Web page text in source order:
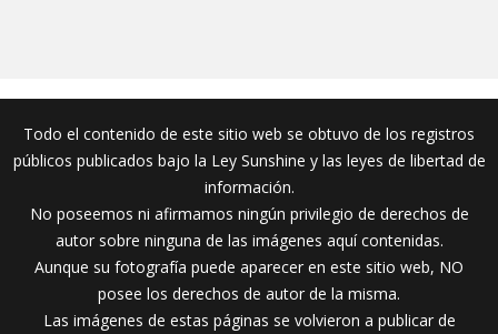
Todo el contenido de este sitio web se obtuvo de los registros
públicos publicados bajo la Ley Sunshine y las leyes de libertad de
información.
No poseemos ni afirmamos ningún privilegio de derechos de
autor sobre ninguna de las imágenes aquí contenidas.
Aunque su fotografía puede aparecer en este sitio web, NO
posee los derechos de autor de la misma.
Las imágenes de estas páginas se volvieron a publicar de